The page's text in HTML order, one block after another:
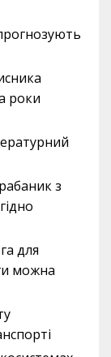
роки
з
для
можна